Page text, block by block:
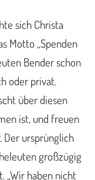
sich Christa
Motto „Spenden
Bender schon
oder privat.
über diesen
ist, und freuen
Der ursprünglich
großzügig
„Wir haben nicht